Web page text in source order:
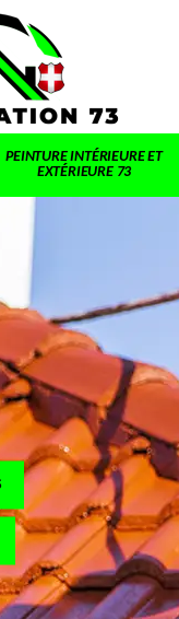
PEINTURE INTÉRIEURE ET
EXTÉRIEURE 73